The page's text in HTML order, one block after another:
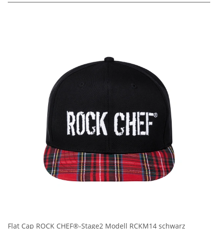
Flat Cap ROCK CHEF®-Stage2 Modell RCKM14 schwarz